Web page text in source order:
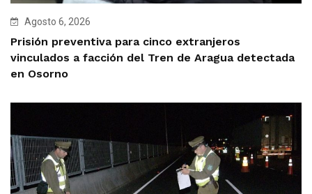
Agosto 6, 2026
Prisión preventiva para cinco extranjeros
vinculados a facción del Tren de Aragua detectada
en Osorno